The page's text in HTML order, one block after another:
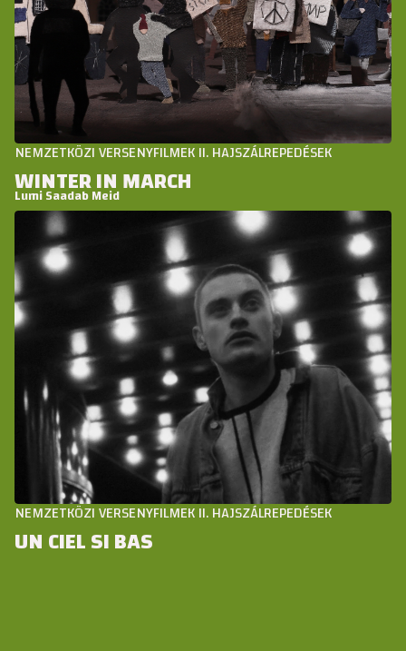
NEMZETKÖZI VERSENYFILMEK II. HAJSZÁLREPEDÉSEK
WINTER IN MARCH
Lumi Saadab Meid
NEMZETKÖZI VERSENYFILMEK II. HAJSZÁLREPEDÉSEK
UN CIEL SI BAS